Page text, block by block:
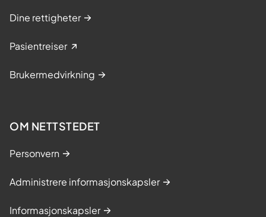
Dine rettigheter
Pasientreiser
Brukermedvirkning
OM NETTSTEDET
Personvern
Administrere informasjonskapsler
Informasjonskapsler